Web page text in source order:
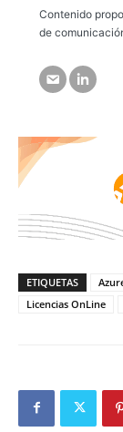
Contenido
de
ETIQUETAS
Licencias OnLine